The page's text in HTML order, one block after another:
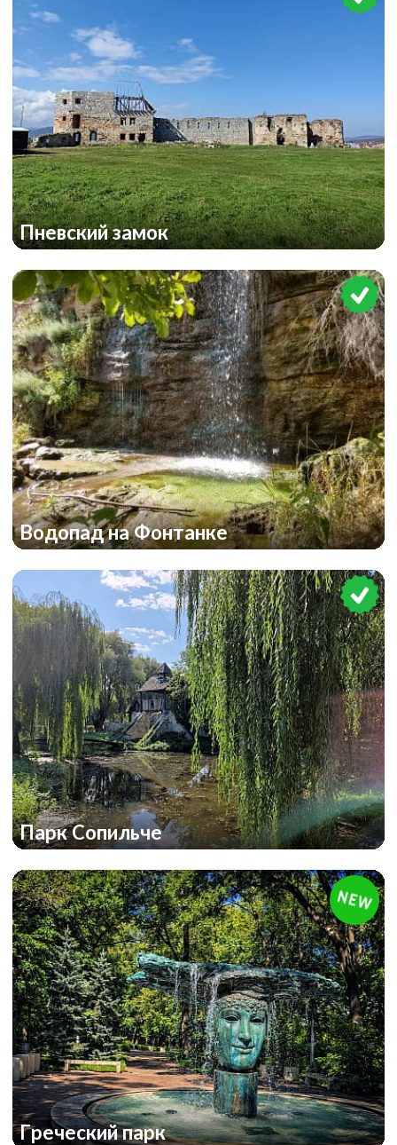
Пневский замок
Водопад на Фонтанке
Парк Сопильче
Греческий парк